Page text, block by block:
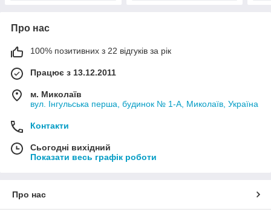
Про нас
100% позитивних з 22 відгуків за рік
Працює з 13.12.2011
м. Миколаїв
вул. Інгульська перша, будинок № 1-А, Миколаїв, Україна
Контакти
Сьогодні вихідний
Показати весь графік роботи
Про нас